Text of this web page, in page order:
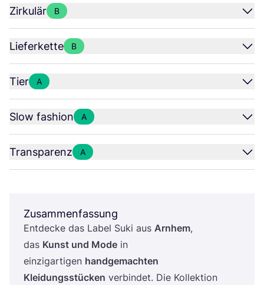
Zirkulär B
Lieferkette B
Tier A
Slow fashion A
Transparenz A
Zusammenfassung
Ent­de­cke das Label Suki aus Arn­hem,
das Kunst und Mode in
ein­zig­ar­ti­gen hand­ge­mach­ten
Klei­dungs­stü­cken ver­bin­det. Die Kol­lek­ti­on